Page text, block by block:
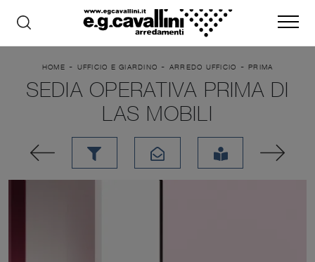
HOME - UFFICIO E GIARDINO - ARREDO UFFICIO - PRIMA
SEDIA OPERATIVA PRIMA DI
LAS MOBILI